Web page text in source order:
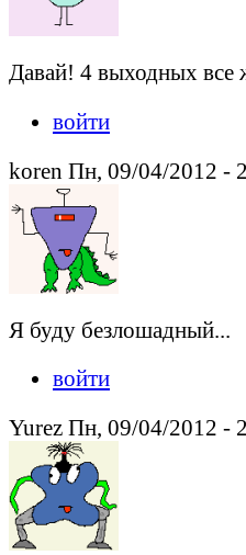
Давай! 4 выходных все
войти
koren Пн, 09/04/2012 -
Я буду безлошадный...
войти
Yurez Пн, 09/04/2012 -